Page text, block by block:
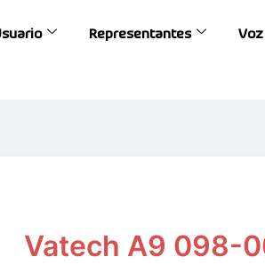
Representantes
Vatech A9 098-